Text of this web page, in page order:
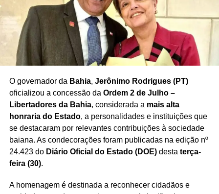
O governador da Bahia, Jerônimo Rodrigues (PT)
oficializou a concessão da Ordem 2 de Julho –
Libertadores da Bahia, considerada a mais alta
honraria do Estado, a personalidades e instituições que
se destacaram por relevantes contribuições à sociedade
baiana. As condecorações foram publicadas na edição nº
24.423 do Diário Oficial do Estado (DOE)desta terça-
feira (30).
A homenagem é destinada a reconhecer cidadãos e